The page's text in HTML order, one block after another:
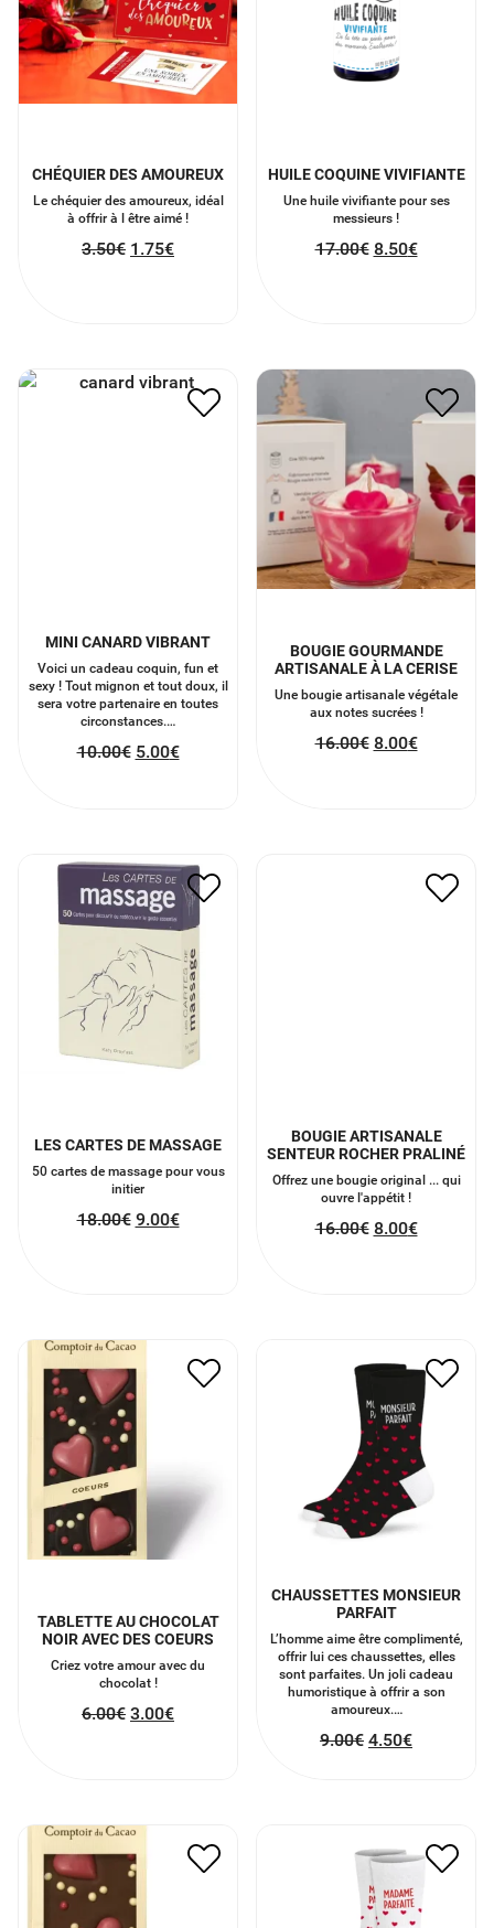
CHÉQUIER DES AMOUREUX
Le chéquier des amoureux, idéal
à offrir à l être aimé !
3.50€ 1.75€
HUILE COQUINE VIVIFIANTE
Une huile vivifiante pour ses
messieurs !
17.00€ 8.50€
10.00€ 5.00€
MINI CANARD VIBRANT
Voici un cadeau coquin, fun et
sexy ! Tout mignon et tout doux, il
sera votre partenaire en toutes
circonstances.…
10.00€ 5.00€
ARTISANALE À LA CERISE
BOUGIE GOURMANDE
ARTISANALE À LA CERISE
Une bougie artisanale végétale
aux notes sucrées !
16.00€ 8.00€
18.00€ 9.00€
LES CARTES DE MASSAGE
50 cartes de massage pour vous
initier
18.00€ 9.00€
BOUGIE ARTISANALE
SENTEUR ROCHER PRALINÉ
Offrez une bougie original ... qui
ouvre l'appétit !
16.00€ 8.00€
NOIR AVEC DES COEURS
TABLETTE AU CHOCOLAT
NOIR AVEC DES COEURS
Criez votre amour avec du
chocolat !
6.00€ 3.00€
€ 4.50€
CHAUSSETTES MONSIEUR
PARFAIT
L’homme aime être complimenté,
offrir lui ces chaussettes, elles
sont parfaites. Un joli cadeau
humoristique à offrir a son
amoureux.…
9.00€ 4.50€
AU LAIT COEUR
€ 4.50€